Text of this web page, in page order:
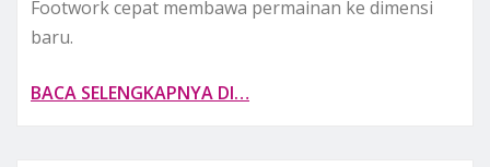
Footwork cepat membawa permainan ke dimensi
baru.
BACA SELENGKAPNYA DI…